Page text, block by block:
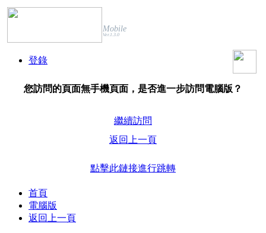
Mobile
Ver.1.3.0
登錄
您訪問的頁面無手機頁面，是否進一步訪問電腦版？
繼續訪問
返回上一頁
點擊此鏈接進行跳轉
首頁
電腦版
返回上一頁